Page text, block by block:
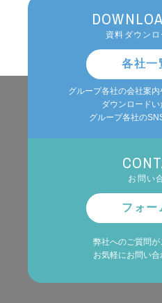
資料ダウン
各社一
グループ各社の会社案
ダウンロードい
グループ各社の
お問い
フォー
弊社へのご質問が
お気軽にお問い合